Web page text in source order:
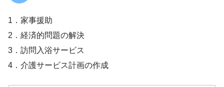
1．家事援助
2．経済的問題の解決
3．訪問入浴サービス
4．介護サービス計画の作成